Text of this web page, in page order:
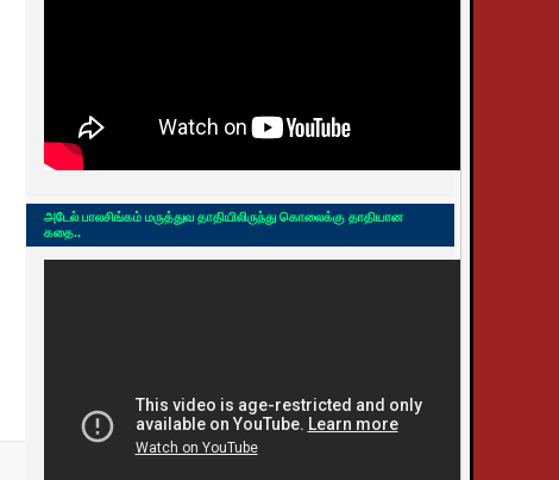
அடேல் பாலசிங்கம் மருத்துவ தாதியிலிருந்து கொலைக்கு தாதியான
கதை..